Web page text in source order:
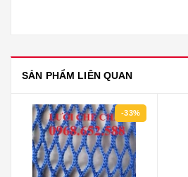
SẢN PHẨM LIÊN QUAN